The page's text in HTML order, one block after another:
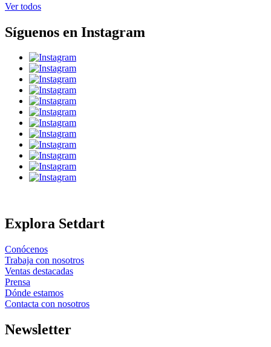
Ver todos
Síguenos en Instagram
Explora Setdart
Conócenos
Trabaja con nosotros
Ventas destacadas
Prensa
Dónde estamos
Contacta con nosotros
Newsletter